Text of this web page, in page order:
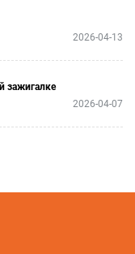
2026-04-13
зажигалке
2026-04-07